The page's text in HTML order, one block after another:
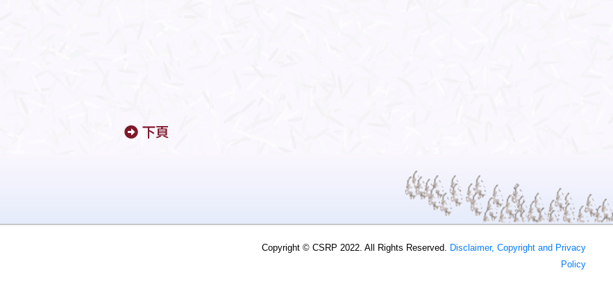
下頁
Copyright © CSRP 2022. All Rights Reserved. Disclaimer, Copyright and Privacy
Policy